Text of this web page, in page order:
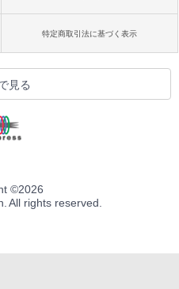
特定商取引法に基づく表示
見る
©2026
All rights reserved.